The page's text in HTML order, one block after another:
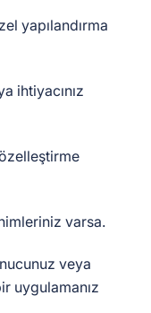
yapılandırma
ihtiyacınız
varsa.
veya
uygulamanız